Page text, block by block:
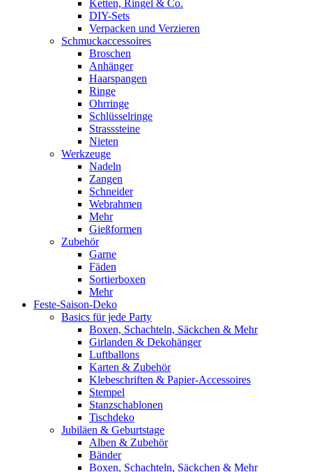
Ketten, Ringel & Co.
DIY-Sets
Verpacken und Verzieren
Schmuckaccessoires
Broschen
Anhänger
Haarspangen
Ringe
Ohrringe
Schlüsselringe
Strasssteine
Nieten
Werkzeuge
Nadeln
Zangen
Schneider
Webrahmen
Mehr
Gießformen
Zubehör
Garne
Fäden
Sortierboxen
Mehr
Feste-Saison-Deko
Basics für jede Party
Boxen, Schachteln, Säckchen & Mehr
Girlanden & Dekohänger
Luftballons
Karten & Zubehör
Klebeschriften & Papier-Accessoires
Stempel
Stanzschablonen
Tischdeko
Jubiläen & Geburtstage
Alben & Zubehör
Bänder
Boxen, Schachteln, Säckchen & Mehr